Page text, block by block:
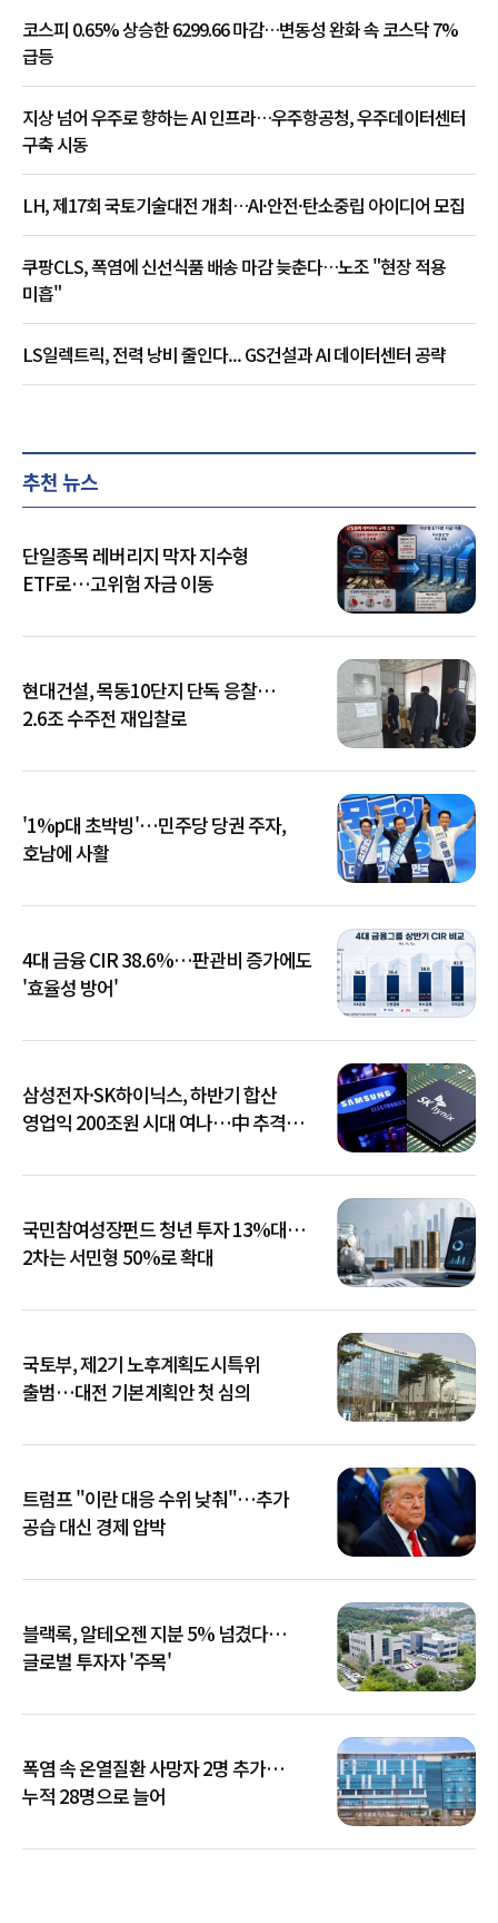
코스피 0.65% 상승한 6299.66 마감…변동성 완화 속 코스닥 7%
급등
지상 넘어 우주로 향하는 AI 인프라…우주항공청, 우주데이터센터
구축 시동
LH, 제17회 국토기술대전 개최…AI·안전·탄소중립 아이디어 모집
쿠팡CLS, 폭염에 신선식품 배송 마감 늦춘다…노조 "현장 적용
미흡"
LS일렉트릭, 전력 낭비 줄인다... GS건설과 AI 데이터센터 공략
추천 뉴스
단일종목 레버리지 막자 지수형
ETF로…고위험 자금 이동
현대건설, 목동10단지 단독 응찰…
2.6조 수주전 재입찰로
'1%p대 초박빙'…민주당 당권 주자,
호남에 사활
4대 금융 CIR 38.6%…판관비 증가에도
'효율성 방어'
삼성전자·SK하이닉스, 하반기 합산
영업익 200조원 시대 여나…中 추격은
국민참여성장펀드 청년 투자 13%대…
2차는 서민형 50%로 확대
국토부, 제2기 노후계획도시특위
출범…대전 기본계획안 첫 심의
트럼프 "이란 대응 수위 낮춰"…추가
공습 대신 경제 압박
블랙록, 알테오젠 지분 5% 넘겼다…
글로벌 투자자 '주목'
폭염 속 온열질환 사망자 2명 추가…
누적 28명으로 늘어